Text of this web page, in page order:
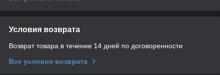
Условия возврата
Возврат товара в течение 14 дней по договоренности
Все условия возврата